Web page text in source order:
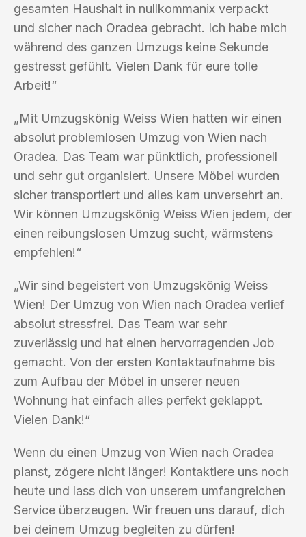
gesamten Haushalt in nullkommanix verpackt
und sicher nach Oradea gebracht. Ich habe mich
während des ganzen Umzugs keine Sekunde
gestresst gefühlt. Vielen Dank für eure tolle
Arbeit!“
„Mit Umzugskönig Weiss Wien hatten wir einen
absolut problemlosen Umzug von Wien nach
Oradea. Das Team war pünktlich, professionell
und sehr gut organisiert. Unsere Möbel wurden
sicher transportiert und alles kam unversehrt an.
Wir können Umzugskönig Weiss Wien jedem, der
einen reibungslosen Umzug sucht, wärmstens
empfehlen!“
„Wir sind begeistert von Umzugskönig Weiss
Wien! Der Umzug von Wien nach Oradea verlief
absolut stressfrei. Das Team war sehr
zuverlässig und hat einen hervorragenden Job
gemacht. Von der ersten Kontaktaufnahme bis
zum Aufbau der Möbel in unserer neuen
Wohnung hat einfach alles perfekt geklappt.
Vielen Dank!“
Wenn du einen Umzug von Wien nach Oradea
planst, zögere nicht länger! Kontaktiere uns noch
heute und lass dich von unserem umfangreichen
Service überzeugen. Wir freuen uns darauf, dich
bei deinem Umzug begleiten zu dürfen!